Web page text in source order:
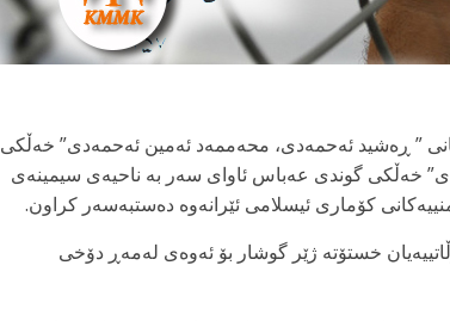
بە ناوەکانی ” ڕەشید ئەحمەدی، محەممەد ئەمین ئەحمەدی” خەڵکی
خەڵکی گوندی عەباس ئاوای سەر بە ناحیەی سیمینەی
کۆماری ئیسلامی ئێرانەوە دەستبەسەر کراون.
خستۆتە ژێر گوشار بۆ ئەوەی لەمەڕ دۆخی